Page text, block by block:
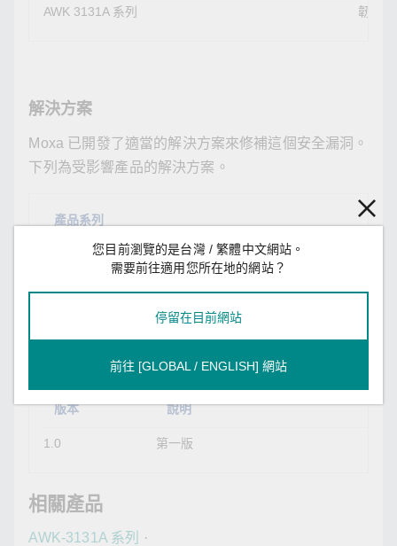
AWK 3131A 系列 韌體
解決方案
Moxa 已開發了適當的解決方案來修補這個安全漏洞。
下列為受影響產品的解決方案。
產品系列 解
AWK 3131A 系列
版本 說明
1.0 第一版
相關產品
AWK-3131A 系列 ·
您目前瀏覽的是台灣 / 繁體中文網站。
需要前往適用您所在地的網站？
停留在目前網站
前往 [GLOBAL / ENGLISH] 網站